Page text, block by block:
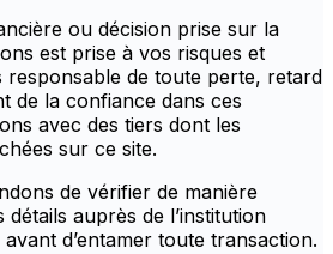
ou décision prise sur la
est prise à vos risques et
responsable de toute perte, retard
de la confiance dans ces
avec des tiers dont les
sur ce site.
de vérifier de manière
auprès de l’institution
d’entamer toute transaction.